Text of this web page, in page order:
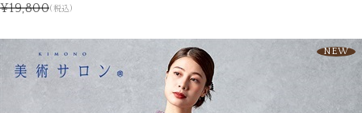
¥19,800(税込)
NEW